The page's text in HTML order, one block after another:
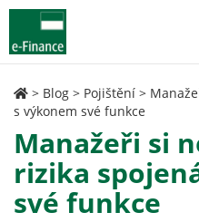
> Blog > Pojištění >
s výkonem své funkce
Manažeři si
rizika
své funkce